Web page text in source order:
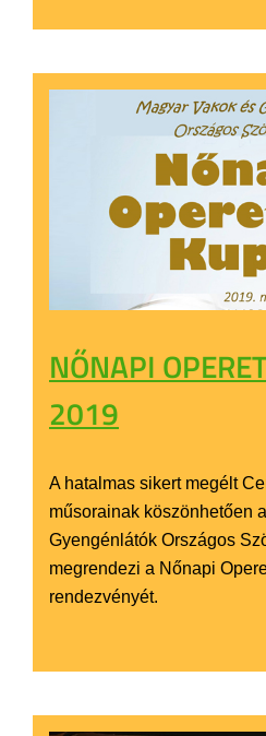
NŐNAPI
2019
A hatalmas sikert megélt
műsorainak köszönhetően
Gyengénlátók Országos
megrendezi a Nőnapi
rendezvényét.